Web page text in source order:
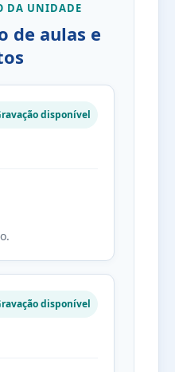
DA UNIDADE
de aulas e
disponível
disponível